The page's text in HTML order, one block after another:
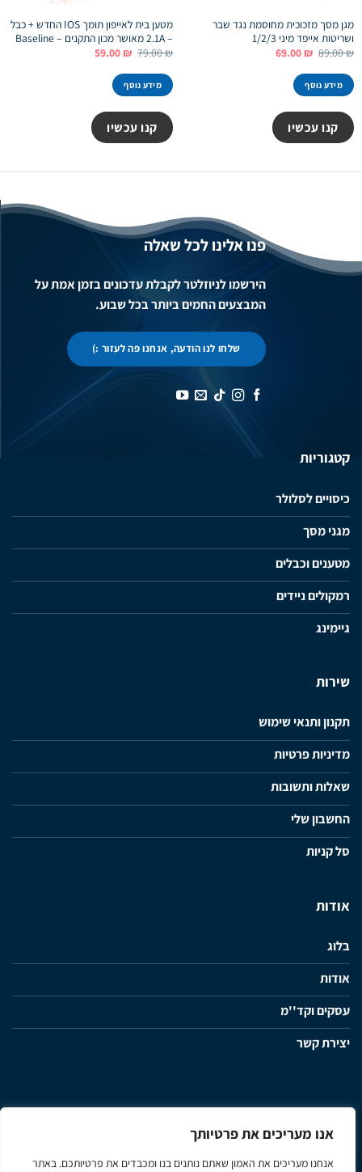
אנו מעריכים את פרטיותך
אנחנו מעריכים את האמון שאתם נותנים בנו ומכבדים את פרטיותכם. באתר
מגן מסך מזכוכית מחוסמת נגד שבר
ושריטות אייפד מיני 1/2/3
89.00₪ המחיר
היה:
89.00 ₪.
69.00₪ המחיר
מידע נוסף
קנו עכשיו
מטען בית לאייפון תומך IOS החדש + כבל
– 2.1A מאושר מכון התקנים – Baseline
79.00₪ המחיר
היה:
79.00 ₪.
59.00₪ המחיר
מידע נוסף
קנו עכשיו
פנו אלינו לכל שאלה
הירשמו לניוזלטר לקבלת עדכונים בזמן אמת על
המבצעים החמים ביותר בכל שבוע.
שלחו לנו הודעה, אנחנו פה לעזור :)
קטגוריות
כיסויים לסלולר
מגני מסך
מטענים וכבלים
רמקולים ניידים
גיימינג
שירות
תקנון ותנאי שימוש
מדיניות פרטיות
שאלות ותשובות
החשבון שלי
סל קניות
אודות
בלוג
אודות
עסקים וקד''מ
יצירת קשר
מדיניות פרטיות תנאי שימוש ותקנון האתר